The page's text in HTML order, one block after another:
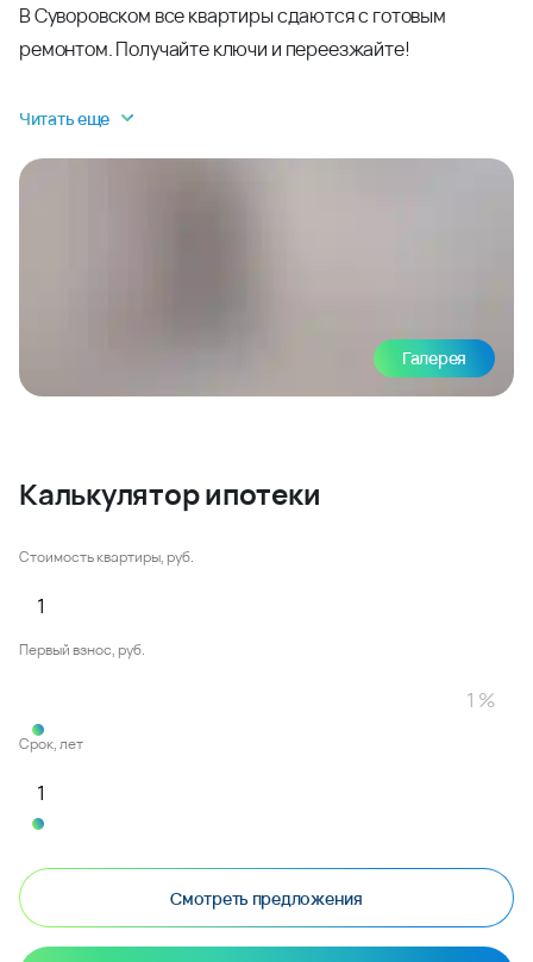
В Суворовском все квартиры сдаются с готовым
ремонтом. Получайте ключи и переезжайте!
Читать еще
Галерея
Калькулятор ипотеки
Стоимость квартиры, руб.
Первый взнос, руб.
Срок, лет
Смотреть предложения